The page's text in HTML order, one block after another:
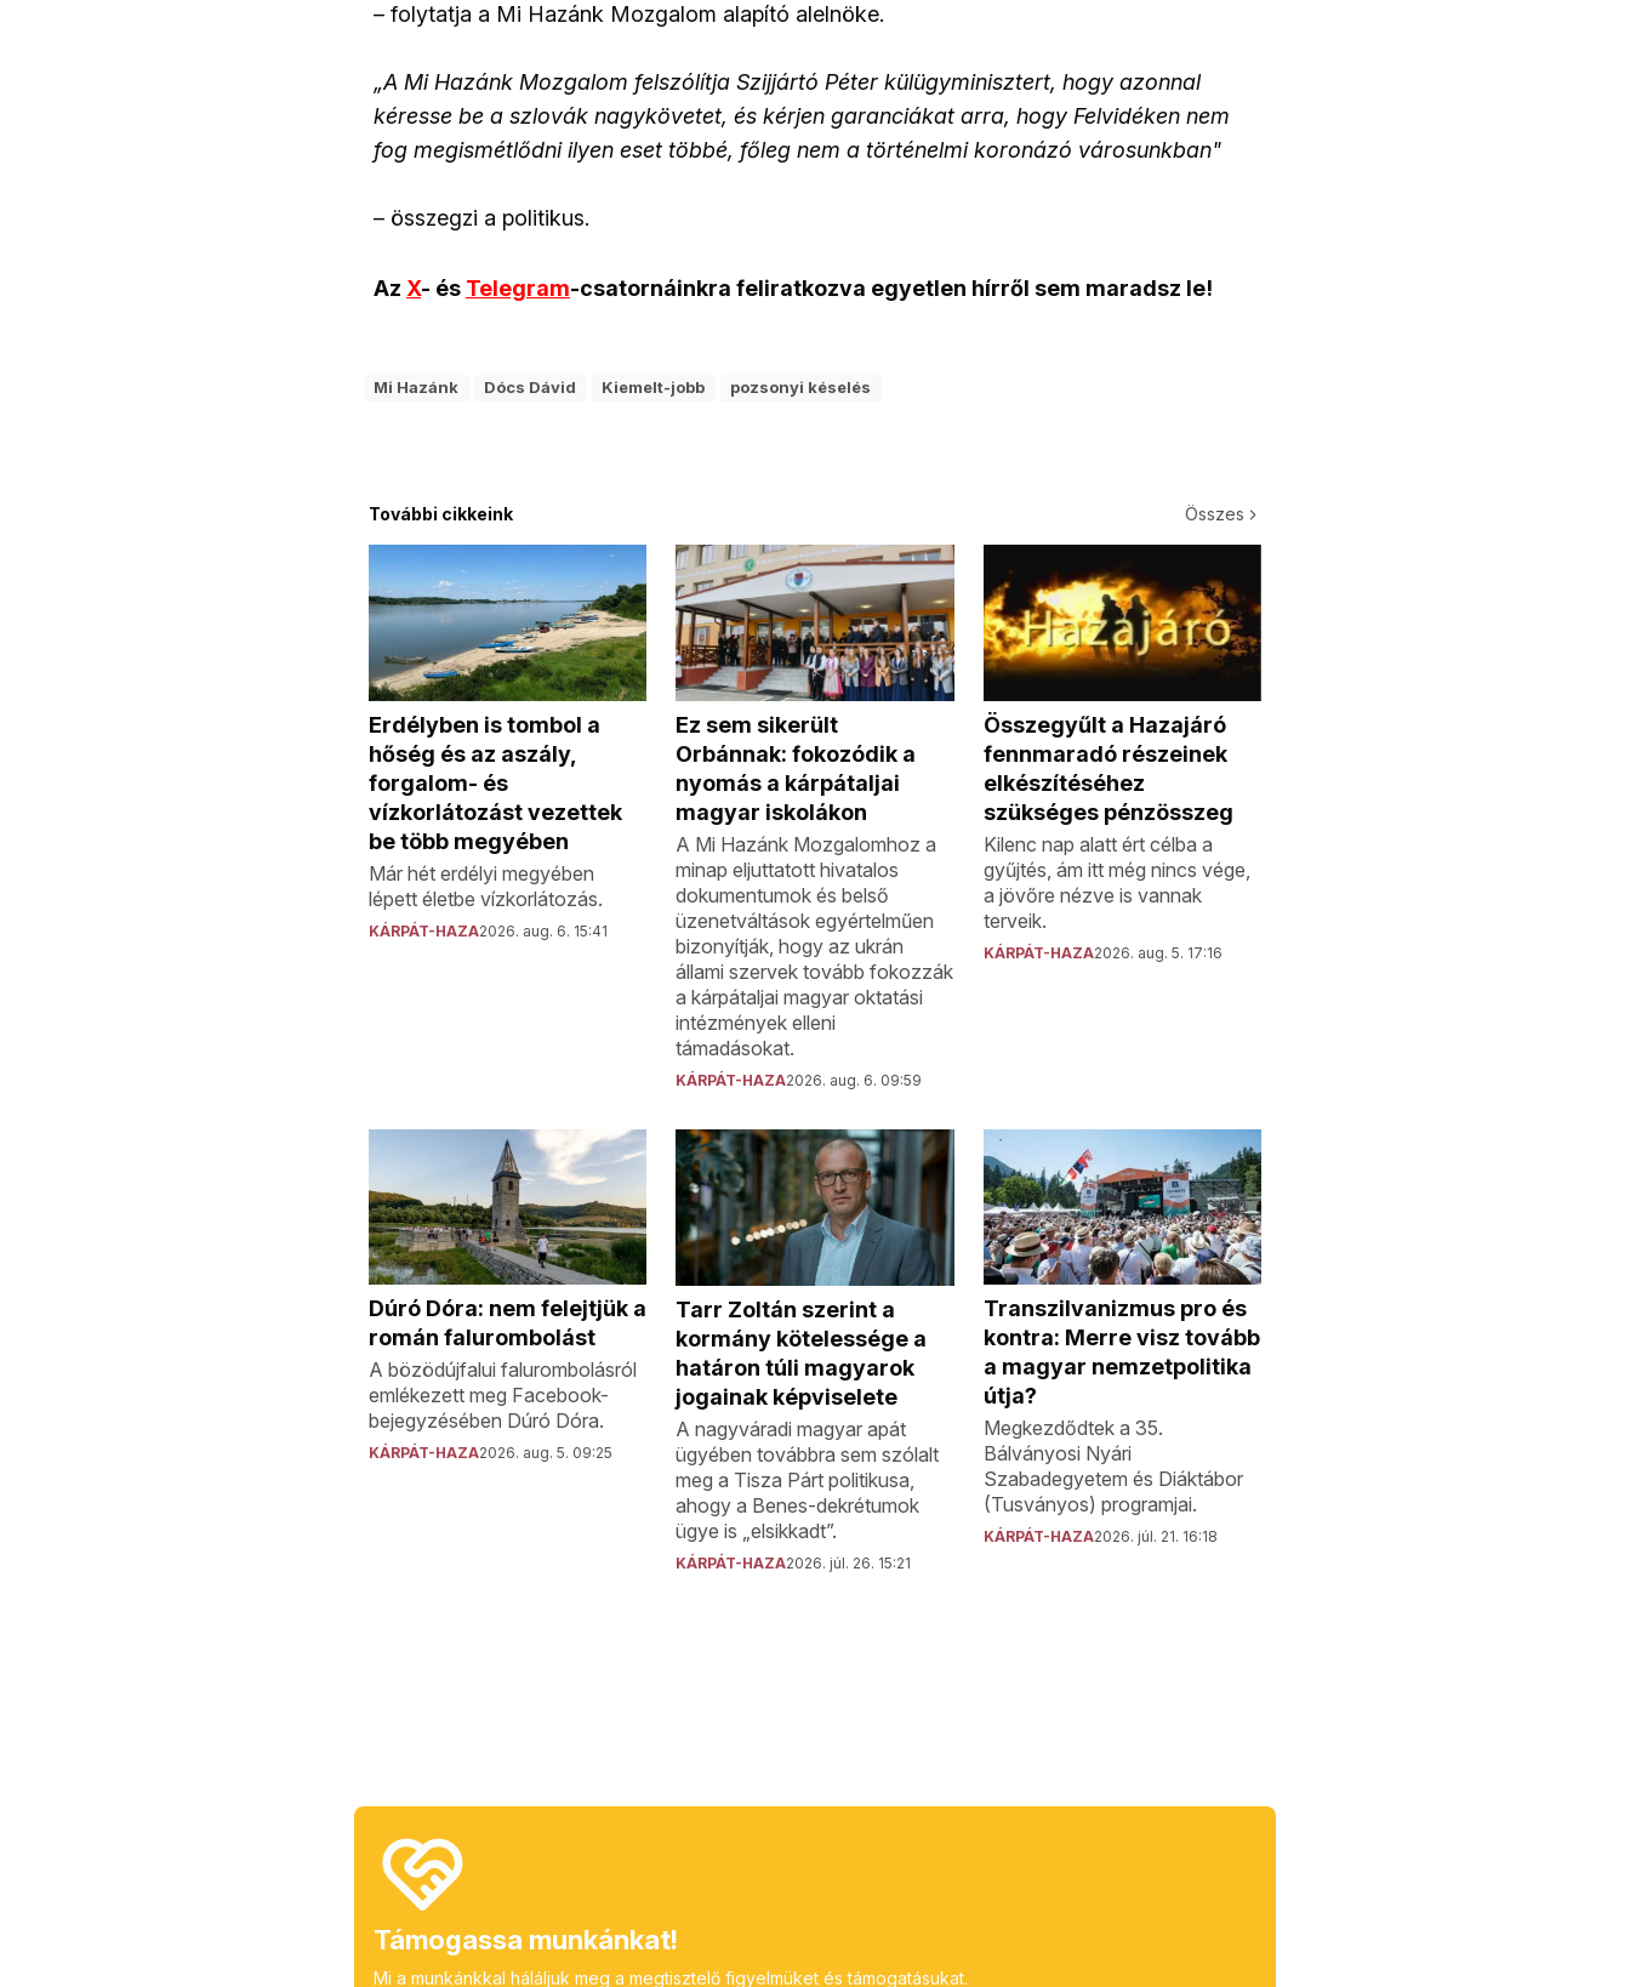
– folytatja a Mi Hazánk Mozgalom alapító alelnöke.
„A Mi Hazánk Mozgalom felszólítja Szijjártó Péter külügyminisztert, hogy azonnal
kéresse be a szlovák nagykövetet, és kérjen garanciákat arra, hogy Felvidéken nem
fog megismétlődni ilyen eset többé, főleg nem a történelmi koronázó városunkban"
– összegzi a politikus.
Az X- és Telegram-csatornáinkra feliratkozva egyetlen hírről sem maradsz le!
Mi Hazánk Dócs Dávid Kiemelt-jobb pozsonyi késelés
További cikkeink Összes
Erdélyben is tombol a
hőség és az aszály,
forgalom- és
vízkorlátozást vezettek
be több megyében
Már hét erdélyi megyében
lépett életbe vízkorlátozás.
KÁRPÁT-HAZA2026. aug. 6. 15:41
Ez sem sikerült
Orbánnak: fokozódik a
nyomás a kárpátaljai
magyar iskolákon
A Mi Hazánk Mozgalomhoz a
minap eljuttatott hivatalos
dokumentumok és belső
üzenetváltások egyértelműen
bizonyítják, hogy az ukrán
állami szervek tovább fokozzák
a kárpátaljai magyar oktatási
intézmények elleni
támadásokat.
KÁRPÁT-HAZA2026. aug. 6. 09:59
Összegyűlt a Hazajáró
fennmaradó részeinek
elkészítéséhez
szükséges pénzösszeg
Kilenc nap alatt ért célba a
gyűjtés, ám itt még nincs vége,
a jövőre nézve is vannak
terveik.
KÁRPÁT-HAZA2026. aug. 5. 17:16
Dúró Dóra: nem felejtjük a
román falurombolást
A bözödújfalui falurombolásról
emlékezett meg Facebook-
bejegyzésében Dúró Dóra.
KÁRPÁT-HAZA2026. aug. 5. 09:25
Tarr Zoltán szerint a
kormány kötelessége a
határon túli magyarok
jogainak képviselete
A nagyváradi magyar apát
ügyében továbbra sem szólalt
meg a Tisza Párt politikusa,
ahogy a Benes-dekrétumok
ügye is „elsikkadt”.
KÁRPÁT-HAZA2026. júl. 26. 15:21
Transzilvanizmus pro és
kontra: Merre visz tovább
a magyar nemzetpolitika
útja?
Megkezdődtek a 35.
Bálványosi Nyári
Szabadegyetem és Diáktábor
(Tusványos) programjai.
KÁRPÁT-HAZA2026. júl. 21. 16:18
Támogassa munkánkat!
Mi a munkánkkal háláljuk meg a megtisztelő figyelmüket és támogatásukat.